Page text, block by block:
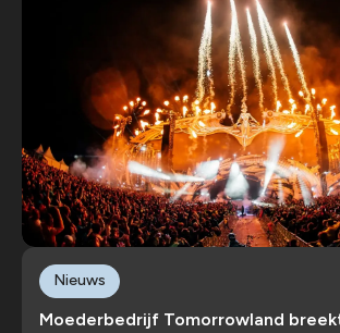
Moederbedrijf Tomorrowland
Nieuws